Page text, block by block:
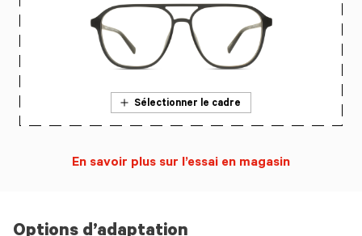
Options d’adaptation
Sélectionner le cadre
En savoir plus sur l’essai en magasin